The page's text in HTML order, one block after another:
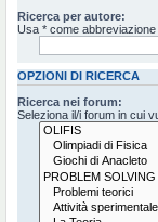
Ricerca per autore:
Usa * come
OPZIONI DI RICERCA
Ricerca nei forum:
Seleziona il/i forum in cui